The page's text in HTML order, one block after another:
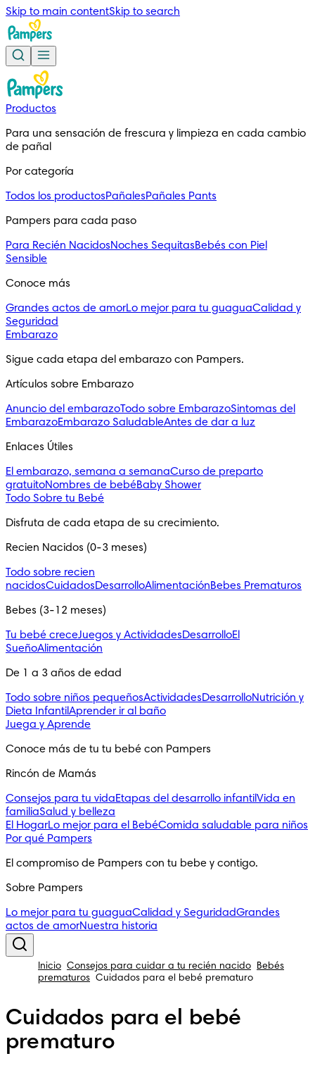
Skip to main contentSkip to search
Productos
Para una sensación de frescura y limpieza en cada cambio
de pañal
Por categoría
Todos los productosPañalesPañales Pants
Pampers para cada paso
Para Recién NacidosNoches SequitasBebés con Piel
Sensible
Conoce más
Grandes actos de amorLo mejor para tu guaguaCalidad y
Seguridad
Embarazo
Sigue cada etapa del embarazo con Pampers.
Artículos sobre Embarazo
Anuncio del embarazoTodo sobre EmbarazoSintomas del
EmbarazoEmbarazo SaludableAntes de dar a luz
Enlaces Útiles
El embarazo, semana a semanaCurso de preparto
gratuitoNombres de bebéBaby Shower
Todo Sobre tu Bebé
Disfruta de cada etapa de su crecimiento.
Recien Nacidos (0-3 meses)
Todo sobre recien
nacidosCuidadosDesarrolloAlimentaciónBebes Prematuros
Bebes (3-12 meses)
Tu bebé creceJuegos y ActividadesDesarrolloEl
SueñoAlimentación
De 1 a 3 años de edad
Todo sobre niños pequeñosActividadesDesarrolloNutrición y
Dieta InfantilAprender ir al baño
Juega y Aprende
Conoce más de tu tu bebé con Pampers
Rincón de Mamás
Consejos para tu vidaEtapas del desarrollo infantilVida en
familiaSalud y belleza
El HogarLo mejor para el BebéComida saludable para niños
Por qué Pampers
El compromiso de Pampers con tu bebe y contigo.
Sobre Pampers
Lo mejor para tu guaguaCalidad y SeguridadGrandes
actos de amorNuestra historia
Inicio Consejos para cuidar a tu recién nacido
Bebés
prematuros Cuidados para el bebé prematuro
Cuidados para el bebé
prematuro